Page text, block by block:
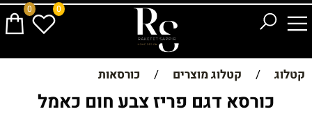
0 0
קטלוג / קטלוג מוצרים / כורסאות
כורסא דגם פריז צבע חום כאמל